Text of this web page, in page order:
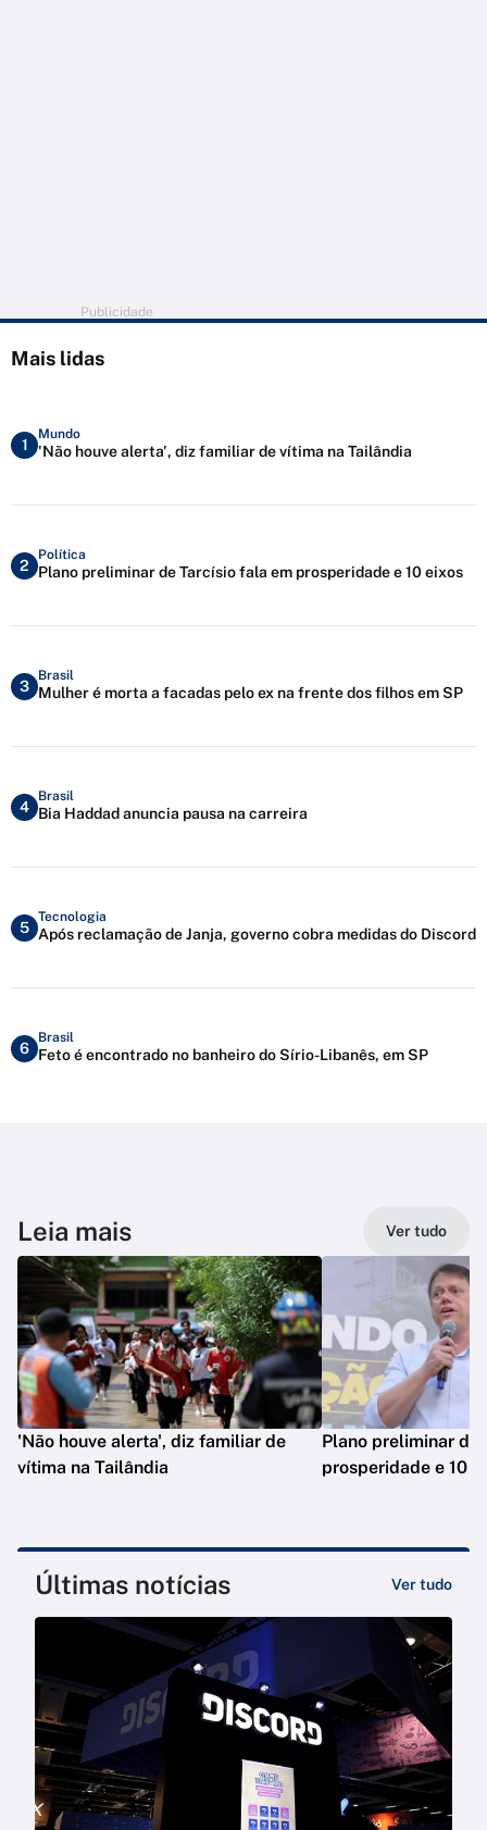
Publicidade
Mais lidas
1
Mundo
'Não houve alerta', diz familiar de vítima na Tailândia
2
Política
Plano preliminar de Tarcísio fala em prosperidade e 10 eixos
3
Brasil
Mulher é morta a facadas pelo ex na frente dos filhos em SP
4
Brasil
Bia Haddad anuncia pausa na carreira
5
Tecnologia
Após reclamação de Janja, governo cobra medidas do Discord
6
Brasil
Feto é encontrado no banheiro do Sírio-Libanês, em SP
Leia mais Ver tudo
'Não houve alerta', diz familiar de
vítima na Tailândia
Plano preliminar de
prosperidade e 10
Últimas notícias Ver tudo